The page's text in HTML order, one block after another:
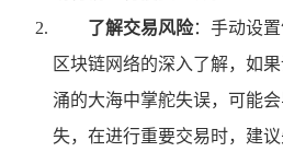
了解交易风险：手动设
区块链网络的深入了解，如
涌的大海中掌舵失误，可能
失，在进行重要交易时，建